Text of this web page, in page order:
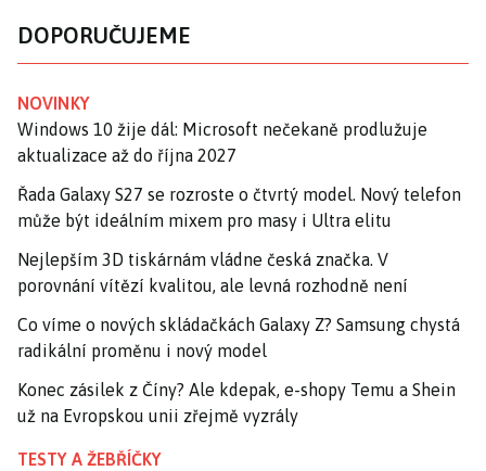
DOPORUČUJEME
NOVINKY
Windows 10 žije dál: Microsoft nečekaně prodlužuje
aktualizace až do října 2027
Řada Galaxy S27 se rozroste o čtvrtý model. Nový telefon
může být ideálním mixem pro masy i Ultra elitu
Nejlepším 3D tiskárnám vládne česká značka. V
porovnání vítězí kvalitou, ale levná rozhodně není
Co víme o nových skládačkách Galaxy Z? Samsung chystá
radikální proměnu i nový model
Konec zásilek z Číny? Ale kdepak, e-shopy Temu a Shein
už na Evropskou unii zřejmě vyzrály
TESTY A ŽEBŘÍČKY